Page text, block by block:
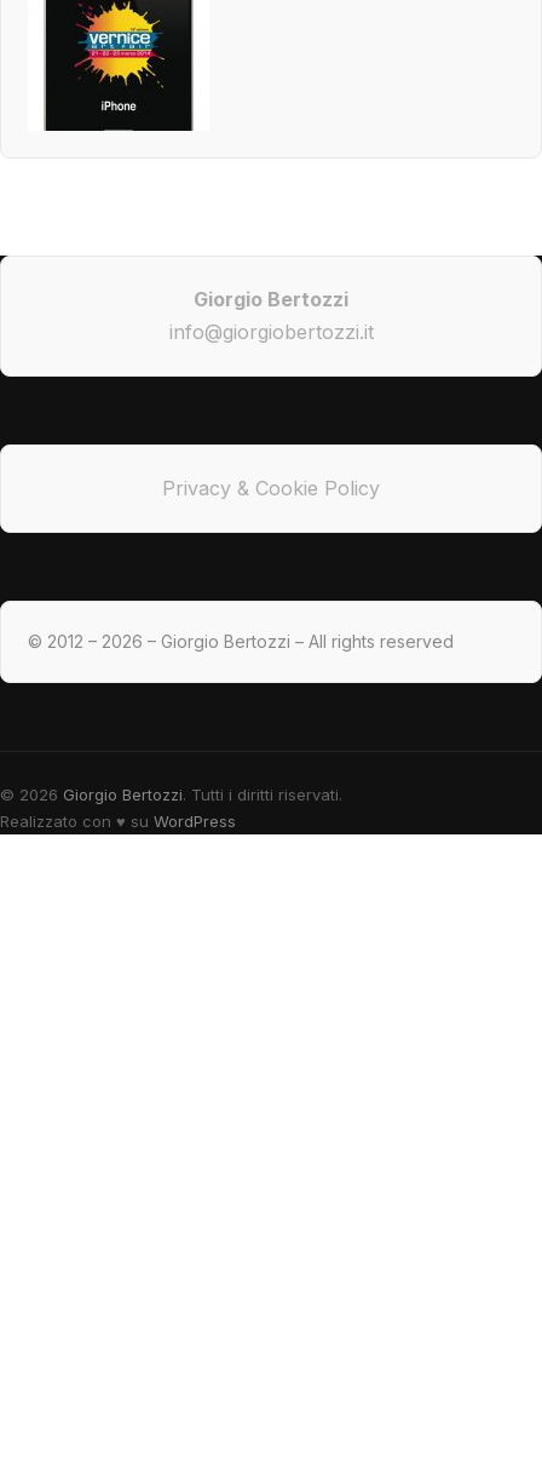
Giorgio Bertozzi
info@giorgiobertozzi.it
Privacy & Cookie Policy
© 2012 – 2026 – Giorgio Bertozzi – All rights reserved
© 2026 Giorgio Bertozzi. Tutti i diritti riservati.
Realizzato con ♥ su WordPress